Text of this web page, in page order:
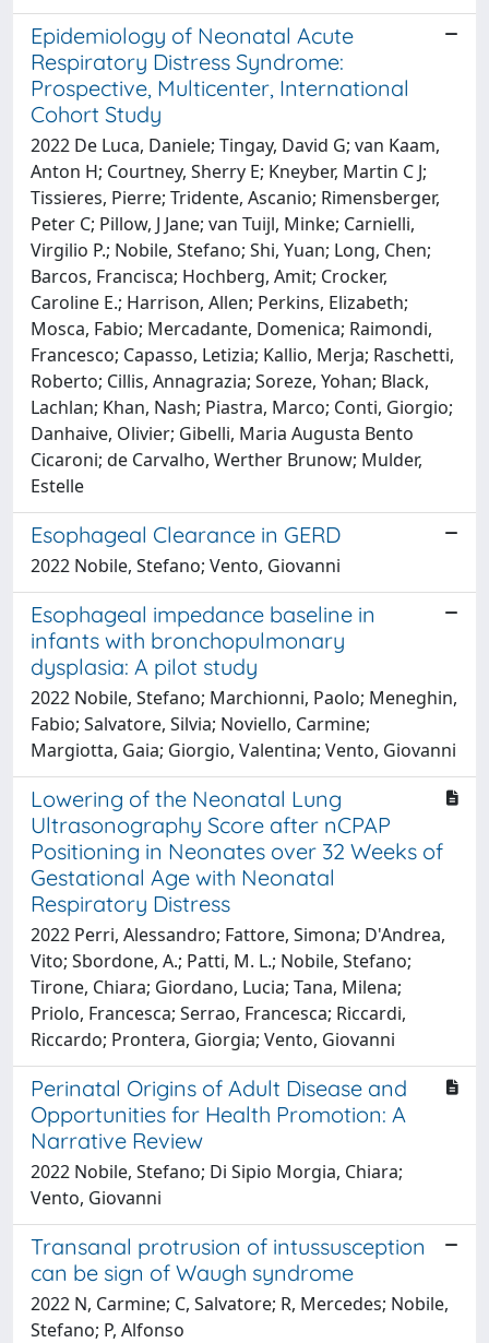
Epidemiology of Neonatal Acute
Respiratory Distress Syndrome:
Prospective, Multicenter, International
Cohort Study
2022 De Luca, Daniele; Tingay, David G; van Kaam,
Anton H; Courtney, Sherry E; Kneyber, Martin C J;
Tissieres, Pierre; Tridente, Ascanio; Rimensberger,
Peter C; Pillow, J Jane; van Tuijl, Minke; Carnielli,
Virgilio P.; Nobile, Stefano; Shi, Yuan; Long, Chen;
Barcos, Francisca; Hochberg, Amit; Crocker,
Caroline E.; Harrison, Allen; Perkins, Elizabeth;
Mosca, Fabio; Mercadante, Domenica; Raimondi,
Francesco; Capasso, Letizia; Kallio, Merja; Raschetti,
Roberto; Cillis, Annagrazia; Soreze, Yohan; Black,
Lachlan; Khan, Nash; Piastra, Marco; Conti, Giorgio;
Danhaive, Olivier; Gibelli, Maria Augusta Bento
Cicaroni; de Carvalho, Werther Brunow; Mulder,
Estelle
Esophageal Clearance in GERD
2022 Nobile, Stefano; Vento, Giovanni
Esophageal impedance baseline in
infants with bronchopulmonary
dysplasia: A pilot study
2022 Nobile, Stefano; Marchionni, Paolo; Meneghin,
Fabio; Salvatore, Silvia; Noviello, Carmine;
Margiotta, Gaia; Giorgio, Valentina; Vento, Giovanni
Lowering of the Neonatal Lung
Ultrasonography Score after nCPAP
Positioning in Neonates over 32 Weeks of
Gestational Age with Neonatal
Respiratory Distress
2022 Perri, Alessandro; Fattore, Simona; D'Andrea,
Vito; Sbordone, A.; Patti, M. L.; Nobile, Stefano;
Tirone, Chiara; Giordano, Lucia; Tana, Milena;
Priolo, Francesca; Serrao, Francesca; Riccardi,
Riccardo; Prontera, Giorgia; Vento, Giovanni
Perinatal Origins of Adult Disease and
Opportunities for Health Promotion: A
Narrative Review
2022 Nobile, Stefano; Di Sipio Morgia, Chiara;
Vento, Giovanni
Transanal protrusion of intussusception
can be sign of Waugh syndrome
2022 N, Carmine; C, Salvatore; R, Mercedes; Nobile,
Stefano; P, Alfonso